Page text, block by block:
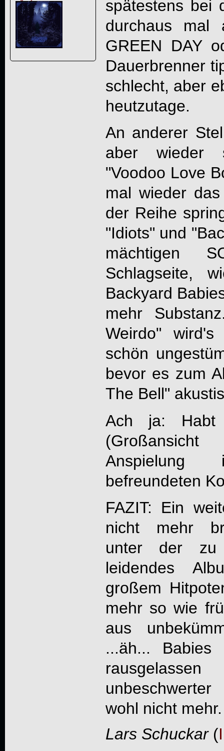
spätestens bei
durchaus mal
GREEN DAY
Dauerbrenner
schlecht, aber
heutzutage.
An anderer
aber wieder
"Voodoo Love
mal wieder
der Reihe
"Idiots" und
mächtigen
Schlagseite,
Backyard
mehr
Weirdo"
schön
bevor es zum
The Bell"
Ach ja:
befreundeten
FAZIT: Ein
nicht mehr
unter der zu
leidendes
großem
mehr so wie
aus
...äh...
wohl nicht mehr.
Lars Schuckar(